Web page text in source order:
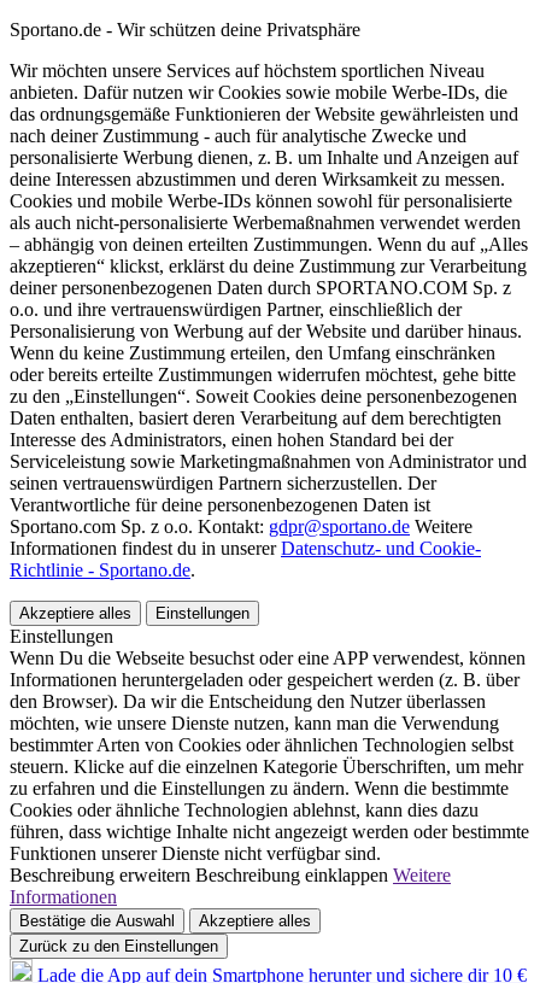
Sportano.de - Wir schützen deine Privatsphäre
Wir möchten unsere Services auf höchstem sportlichen Niveau
anbieten. Dafür nutzen wir Cookies sowie mobile Werbe-IDs, die
das ordnungsgemäße Funktionieren der Website gewährleisten und
nach deiner Zustimmung - auch für analytische Zwecke und
personalisierte Werbung dienen, z. B. um Inhalte und Anzeigen auf
deine Interessen abzustimmen und deren Wirksamkeit zu messen.
Cookies und mobile Werbe-IDs können sowohl für personalisierte
als auch nicht-personalisierte Werbemaßnahmen verwendet werden
– abhängig von deinen erteilten Zustimmungen. Wenn du auf „Alles
akzeptieren“ klickst, erklärst du deine Zustimmung zur Verarbeitung
deiner personenbezogenen Daten durch SPORTANO.COM Sp. z
o.o. und ihre vertrauenswürdigen Partner, einschließlich der
Personalisierung von Werbung auf der Website und darüber hinaus.
Wenn du keine Zustimmung erteilen, den Umfang einschränken
oder bereits erteilte Zustimmungen widerrufen möchtest, gehe bitte
zu den „Einstellungen“. Soweit Cookies deine personenbezogenen
Daten enthalten, basiert deren Verarbeitung auf dem berechtigten
Interesse des Administrators, einen hohen Standard bei der
Serviceleistung sowie Marketingmaßnahmen von Administrator und
seinen vertrauenswürdigen Partnern sicherzustellen. Der
Verantwortliche für deine personenbezogenen Daten ist
Sportano.com Sp. z o.o. Kontakt: gdpr@sportano.de Weitere
Informationen findest du in unsererDatenschutz- und Cookie-
Richtlinie - Sportano.de.
Akzeptiere alles Einstellungen
Einstellungen
Wenn Du die Webseite besuchst oder eine APP verwendest, können
Informationen heruntergeladen oder gespeichert werden (z. B. über
den Browser). Da wir die Entscheidung den Nutzer überlassen
möchten, wie unsere Dienste nutzen, kann man die Verwendung
bestimmter Arten von Cookies oder ähnlichen Technologien selbst
steuern. Klicke auf die einzelnen Kategorie Überschriften, um mehr
zu erfahren und die Einstellungen zu ändern. Wenn die bestimmte
Cookies oder ähnliche Technologien ablehnst, kann dies dazu
führen, dass wichtige Inhalte nicht angezeigt werden oder bestimmte
Funktionen unserer Dienste nicht verfügbar sind.
Beschreibung erweitern Beschreibung einklappen Weitere
Informationen
Bestätige die Auswahl
Akzeptiere alles
Zurück zu den Einstellungen
Lade die App auf dein Smartphone herunter und sichere dir 10 €